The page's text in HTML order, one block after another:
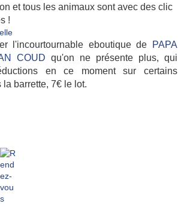
et tous les animaux sont avec des clic
!
l'incourtournable eboutique de
PAPA
COUD qu'on ne présente plus, qui
en ce moment sur certains
la barrette, 7€ le lot.